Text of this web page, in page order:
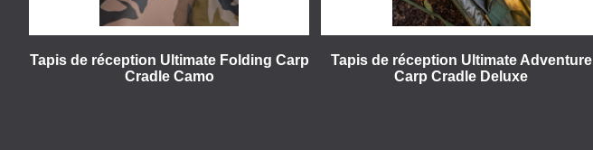
Tapis de réception Ultimate Folding Carp
Cradle Camo
Tapis de réception Ultimate Adventure
Carp Cradle Deluxe